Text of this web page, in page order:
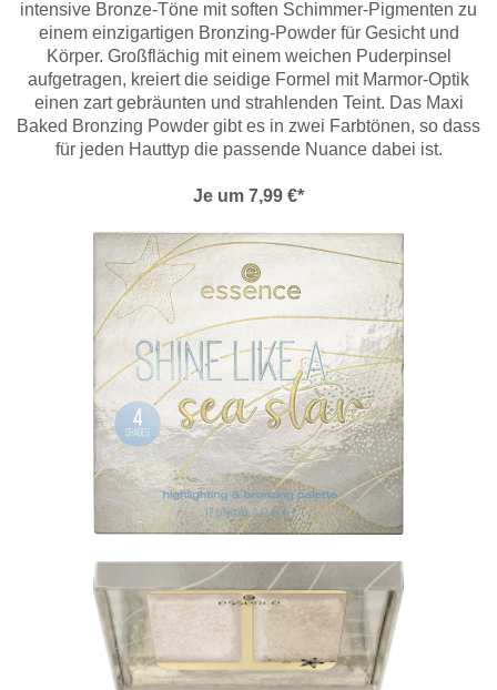
intensive Bronze-Töne mit soften Schimmer-Pigmenten zu
einem einzigartigen Bronzing-Powder für Gesicht und
Körper. Großflächig mit einem weichen Puderpinsel
aufgetragen, kreiert die seidige Formel mit Marmor-Optik
einen zart gebräunten und strahlenden Teint. Das Maxi
Baked Bronzing Powder gibt es in zwei Farbtönen, so dass
für jeden Hauttyp die passende Nuance dabei ist.
Je um 7,99 €*